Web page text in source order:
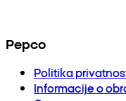
Pepco
Politika
Informacije o